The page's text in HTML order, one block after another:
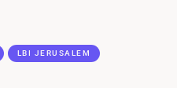
LBI JERUSALEM